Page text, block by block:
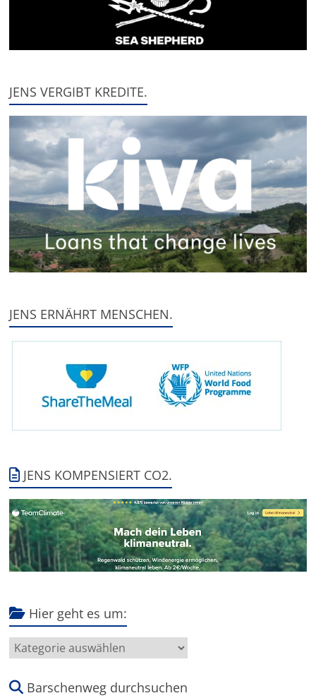
JENS VERGIBT KREDITE.
JENS ERNÄHRT MENSCHEN.
JENS KOMPENSIERT CO2.
Hier geht es um:
Hier
geht
um:Barschenweg durchsuchen